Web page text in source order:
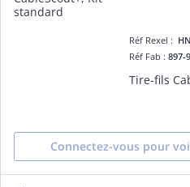
Réf Rexel :
Réf Fab :897-
Connectez-vous pour